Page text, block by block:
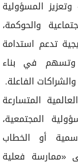
المسؤولية
والحوكمة،
تدعم استدامة
وتسهم في بناء
الفاعلة.
المتسارعة
المجتمعية،
أو الخطاب
«ممارسة فعلية